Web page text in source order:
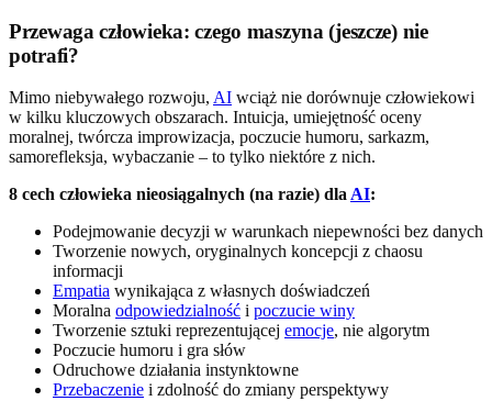
Przewaga człowieka: czego maszyna (jeszcze) nie
potrafi?
Mimo niebywałego rozwoju, AI wciąż nie dorównuje człowiekowi
w kilku kluczowych obszarach. Intuicja, umiejętność oceny
moralnej, twórcza improwizacja, poczucie humoru, sarkazm,
samorefleksja, wybaczanie – to tylko niektóre z nich.
8 cech człowieka nieosiągalnych (na razie) dlaAI:
Podejmowanie decyzji w warunkach niepewności bez danych
Tworzenie nowych, oryginalnych koncepcji z chaosu
informacji
Empatia wynikająca z własnych doświadczeń
Moralna odpowiedzialność i poczucie winy
Tworzenie sztuki reprezentującej emocje, nie algorytm
Poczucie humoru i gra słów
Odruchowe działania instynktowne
Przebaczenie i zdolność do zmiany perspektywy